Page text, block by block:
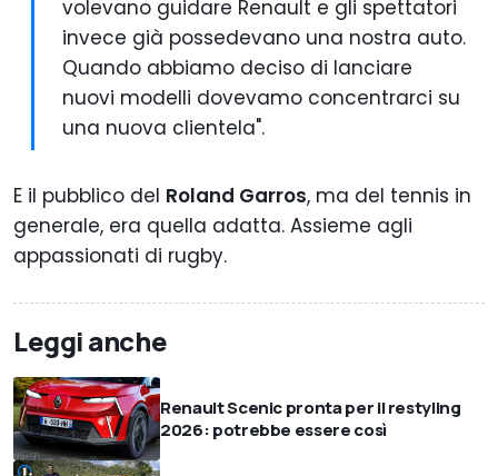
volevano guidare Renault e gli spettatori
invece già possedevano una nostra auto.
Quando abbiamo deciso di lanciare
nuovi modelli dovevamo concentrarci su
una nuova clientela".
E il pubblico del Roland Garros, ma del tennis in
generale, era quella adatta. Assieme agli
appassionati di rugby.
Leggi anche
Renault Scenic pronta per il restyling
2026: potrebbe essere così